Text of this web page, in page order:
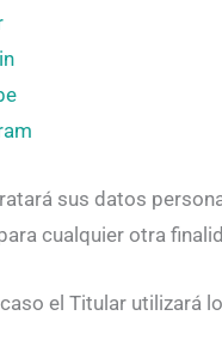
sus datos
cualquier otra
el Titular utilizará